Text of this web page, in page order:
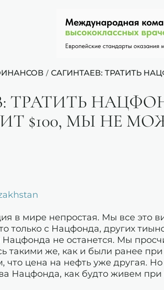
/ САГИНТАЕВ: ТРАТИТЬ
ТРАТИТЬ
$100, МЫ НЕ
в мире непростая. Мы все это
только с Нацфонда, других
Нацфонда не останется. Мы
такими же, как и были ранее при
что цена на нефть уже другая.
Нацфонда, как будто живем при